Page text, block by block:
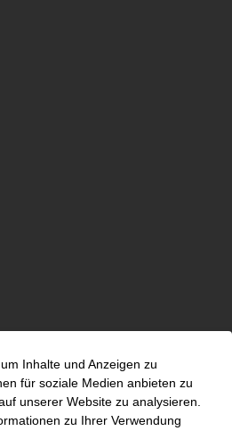
Inhalte und Anzeigen zu
für soziale Medien anbieten zu
unserer Website zu analysieren.
zu Ihrer Verwendung